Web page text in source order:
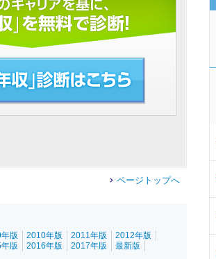
ページトップへ
版 2010年版 2011年版
2012年版
版 2016年版 2017年版 最新版